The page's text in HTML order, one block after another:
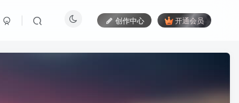
创作中心 开通会员